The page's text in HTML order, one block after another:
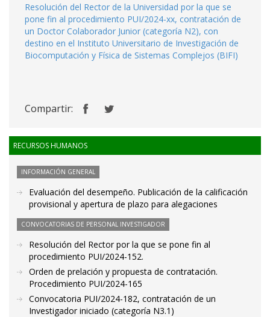
Resolución del Rector de la Universidad por la que se
pone fin al procedimiento PUI/2024-xx, contratación de
un Doctor Colaborador Junior (categoría N2), con
destino en el Instituto Universitario de Investigación de
Biocomputación y Física de Sistemas Complejos (BIFI)
Compartir:
RECURSOS HUMANOS
INFORMACIÓN GENERAL
Evaluación del desempeño. Publicación de la calificación
provisional y apertura de plazo para alegaciones
CONVOCATORIAS DE PERSONAL INVESTIGADOR
Resolución del Rector por la que se pone fin al
procedimiento PUI/2024-152.
Orden de prelación y propuesta de contratación.
Procedimiento PUI/2024-165
Convocatoria PUI/2024-182, contratación de un
Investigador iniciado (categoría N3.1)